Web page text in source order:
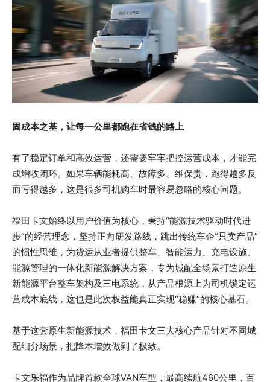
固成本之基，让每一公里都跑在省钱的路上
有了稳定订单和高效运营，还需要牢牢把控运营成本，才能完
成增收闭环。如果车辆能耗高、故障多、维保贵，跑得越多反
而亏得越多，这是很多司机购车时最容易忽略的核心问题。
福田卡文始终以用户价值为核心，秉持“能源技术驱动时代进
步”的经营理念，坚持正向研发路线，跳出传统车企“只卖产品”
的惯性思维，为货运从业者提供整车、智能运力、充电设施、
能源管理的一体化新能源解决方案，专为城配全场景打造原生
新能源平台整车架构及三电系统，从产品根源上为司机锁定运
营成本底线，这也是此次权益能真正实现“稳赚”的核心基石。
基于这套原生新能源技术，福田卡文三大核心产品针对不同城
配细分场景，把降本增效做到了极致。
卡文乐福作为品牌首款全球VAN车型，最高续航460公里，百